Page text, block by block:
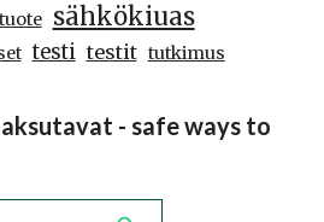
sähkökiuas
testi testit tutkimus
- safe ways to